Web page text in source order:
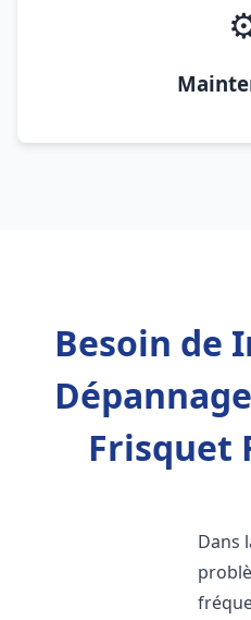
Besoin de
Frisquet
Dans